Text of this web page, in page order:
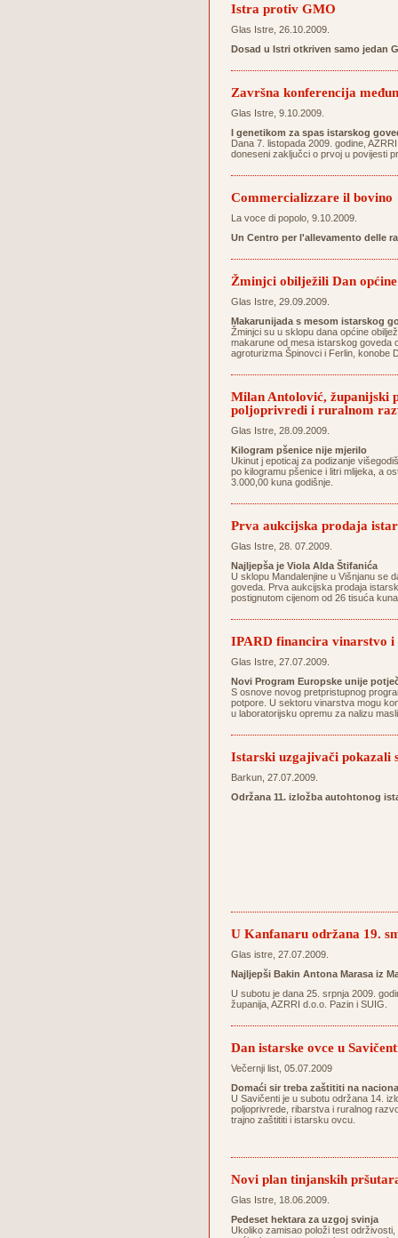
Istra protiv GMO
Glas Istre, 26.10.2009.
Dosad u Istri otkriven samo jedan
Završna konferencija
Glas Istre, 9.10.2009.
I genetikom za spas istarskog
Dana 7. listopada 2009. godine,
doneseni zaključci o prvoj u povijesti
Commercializzare il bovino
La voce di popolo, 9.10.2009.
Un Centro per l'allevamento delle
Žminjci obilježili Dan općine
Glas Istre, 29.09.2009.
Makarunijada s mesom istarskog
Žminjci su u sklopu dana općine
makarune od mesa istarskog goveda
agroturizma Špinovci i Ferlin, konobe
Milan Antolović, županijski
poljoprivredi i ruralnom
Glas Istre, 28.09.2009.
Kilogram pšenice nije mjerilo
Ukinut j epoticaj za podizanje
po kilogramu pšenice i litri mlijeka, a
3.000,00 kuna godišnje.
Prva aukcijska prodaja
Glas Istre, 28. 07.2009.
Najljepša je Viola Alda Štifanića
U sklopu Mandalenjine u Višnjanu se
goveda. Prva aukcijska prodaja
postignutom cijenom od 26 tisuća
IPARD financira vinarstvo i
Glas Istre, 27.07.2009.
Novi Program Europske unije
S osnove novog pretpristupnog
potpore. U sektoru vinarstva mogu
u laboratorijsku opremu za nalizu
Istarski uzgajivači pokazali
Barkun, 27.07.2009.
Održana 11. izložba autohtonog
U Kanfanaru održana 19.
Glas istre, 27.07.2009.
Najljepši Bakin Antona Marasa iz
U subotu je dana 25. srpnja 2009.
županija, AZRRI d.o.o. Pazin i SUIG.
Dan istarske ovce u
Večernji list, 05.07.2009
Domaći sir treba zaštititi na
U Savičenti je u subotu održana 14.
poljoprivrede, ribarstva i ruralnog
trajno zaštititi i istarsku ovcu.
Novi plan tinjanskih
Glas Istre, 18.06.2009.
Pedeset hektara za uzgoj svinja
Ukoliko zamisao položi test